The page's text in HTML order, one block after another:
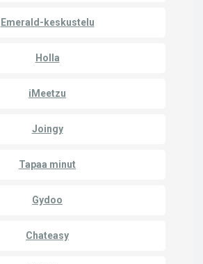
Emerald-keskustelu
Holla
iMeetzu
Joingy
Tapaa minut
Gydoo
Chateasy